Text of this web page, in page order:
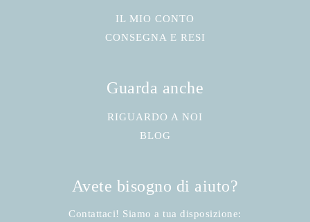
IL MIO CONTO
CONSEGNA E RESI
Guarda anche
RIGUARDO A NOI
BLOG
Avete bisogno di aiuto?
Contattaci! Siamo a tua disposizione: